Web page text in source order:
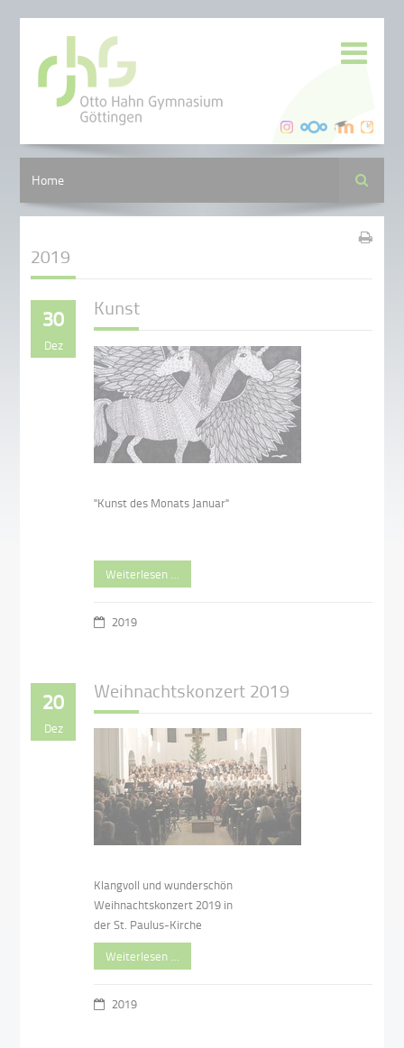
Home Suche
2019
30
Dez
Kunst
"Kunst des Monats Januar"
Weiterlesen …
2019
20
Dez
Weihnachtskonzert 2019
Klangvoll und wunderschön
Weihnachtskonzert 2019 in
der St. Paulus-Kirche
Weiterlesen …
2019